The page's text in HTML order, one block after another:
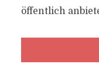
öffentlich